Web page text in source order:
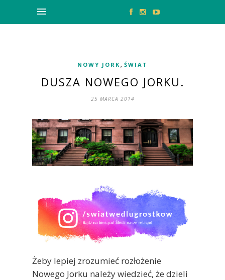
NOWY JORK , ŚWIAT
DUSZA NOWEGO JORKU.
25 MARCA 2014
Żeby lepiej zrozumieć rozłożenie
Nowego Jorku należy wiedzieć, że dzieli